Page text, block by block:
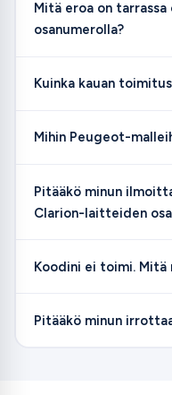
Mitä eroa on
osanumerolla?
Kuinka kauan
Mihin Peugeot-
Pitääkö minun
Clarion-laitteiden
Koodini ei toimi. Mitä
Pitääkö minun